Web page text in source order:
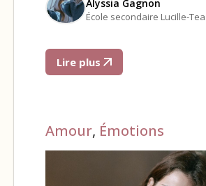
Alyssia Gagnon
École secondaire Lucille-
Lire plus
Amour, Émotions